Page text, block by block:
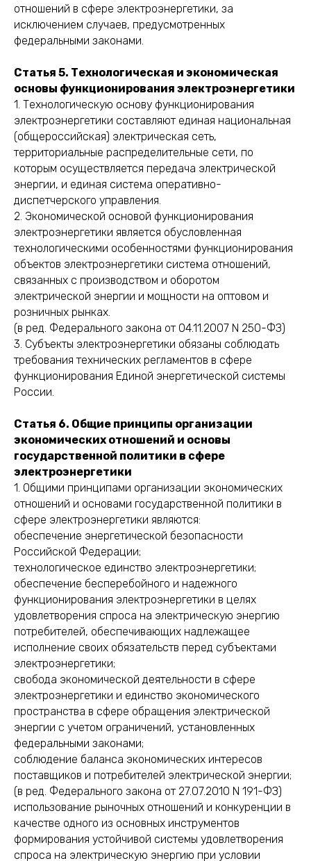
отношений в сфере электроэнергетики, за
исключением случаев, предусмотренных
федеральными законами.
Статья 5. Технологическая и экономическая
основы функционирования электроэнергетики
1. Технологическую основу функционирования
электроэнергетики составляют единая национальная
(общероссийская) электрическая сеть,
территориальные распределительные сети, по
которым осуществляется передача электрической
энергии, и единая система оперативно-
диспетчерского управления.
2. Экономической основой функционирования
электроэнергетики является обусловленная
технологическими особенностями функционирования
объектов электроэнергетики система отношений,
связанных с производством и оборотом
электрической энергии и мощности на оптовом и
розничных рынках.
(в ред. Федерального закона от 04.11.2007 N 250-ФЗ)
3. Субъекты электроэнергетики обязаны соблюдать
требования технических регламентов в сфере
функционирования Единой энергетической системы
России.
Статья 6. Общие принципы организации
экономических отношений и основы
государственной политики в сфере
электроэнергетики
1. Общими принципами организации экономических
отношений и основами государственной политики в
сфере электроэнергетики являются:
обеспечение энергетической безопасности
Российской Федерации;
технологическое единство электроэнергетики;
обеспечение бесперебойного и надежного
функционирования электроэнергетики в целях
удовлетворения спроса на электрическую энергию
потребителей, обеспечивающих надлежащее
исполнение своих обязательств перед субъектами
электроэнергетики;
свобода экономической деятельности в сфере
электроэнергетики и единство экономического
пространства в сфере обращения электрической
энергии с учетом ограничений, установленных
федеральными законами;
соблюдение баланса экономических интересов
поставщиков и потребителей электрической энергии;
(в ред. Федерального закона от 27.07.2010 N 191-ФЗ)
использование рыночных отношений и конкуренции в
качестве одного из основных инструментов
формирования устойчивой системы удовлетворения
спроса на электрическую энергию при условии